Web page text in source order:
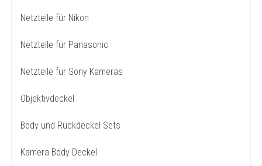
Netzteile für Nikon
Netzteile für Panasonic
Netzteile für Sony Kameras
Objektivdeckel
Body und Rückdeckel Sets
Kamera Body Deckel